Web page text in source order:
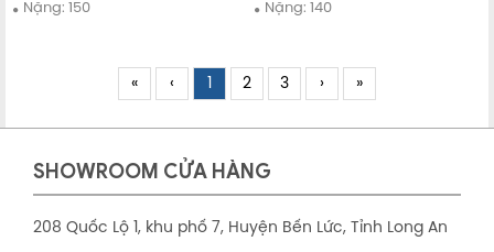
Nặng: 150
Nặng: 140
« ‹ 1 2 3 › »
SHOWROOM CỬA HÀNG
208 Quốc Lộ 1, khu phố 7, Huyện Bến Lức, Tỉnh Long An